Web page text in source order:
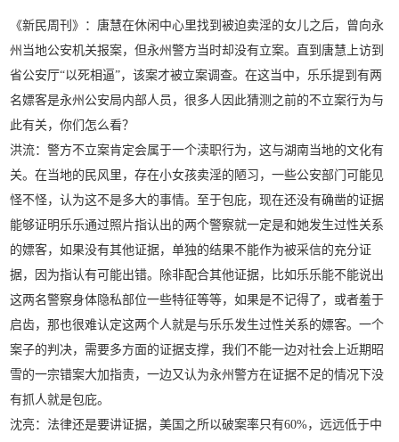
《新民周刊》：唐慧在休闲中心里找到被迫卖淫的女儿之后，曾向永
州当地公安机关报案，但永州警方当时却没有立案。直到唐慧上访到
省公安厅“以死相逼”，该案才被立案调查。在这当中，乐乐提到有两
名嫖客是永州公安局内部人员，很多人因此猜测之前的不立案行为与
此有关，你们怎么看？
洪流：警方不立案肯定会属于一个渎职行为，这与湖南当地的文化有
关。在当地的民风里，存在小女孩卖淫的陋习，一些公安部门可能见
怪不怪，认为这不是多大的事情。至于包庇，现在还没有确凿的证据
能够证明乐乐通过照片指认出的两个警察就一定是和她发生过性关系
的嫖客，如果没有其他证据，单独的结果不能作为被采信的充分证
据，因为指认有可能出错。除非配合其他证据，比如乐乐能不能说出
这两名警察身体隐私部位一些特征等等，如果是不记得了，或者羞于
启齿，那也很难认定这两个人就是与乐乐发生过性关系的嫖客。一个
案子的判决，需要多方面的证据支撑，我们不能一边对社会上近期昭
雪的一宗错案大加指责，一边又认为永州警方在证据不足的情况下没
有抓人就是包庇。
沈亮：法律还是要讲证据，美国之所以破案率只有60%，远远低于中